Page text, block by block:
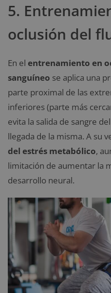
5.
oclusión del
En el entrenamiento en
sanguíneo se aplica una
parte proximal de las
inferiores (parte más
evita la salida de sangre
llegada de la misma. A su
del estrés metabólico,
limitación de aumentar la
desarrollo neural.